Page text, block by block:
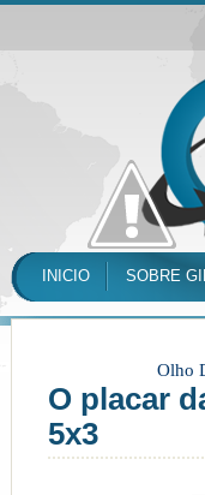
INICIO SOBRE
Olho
O placar
5x3